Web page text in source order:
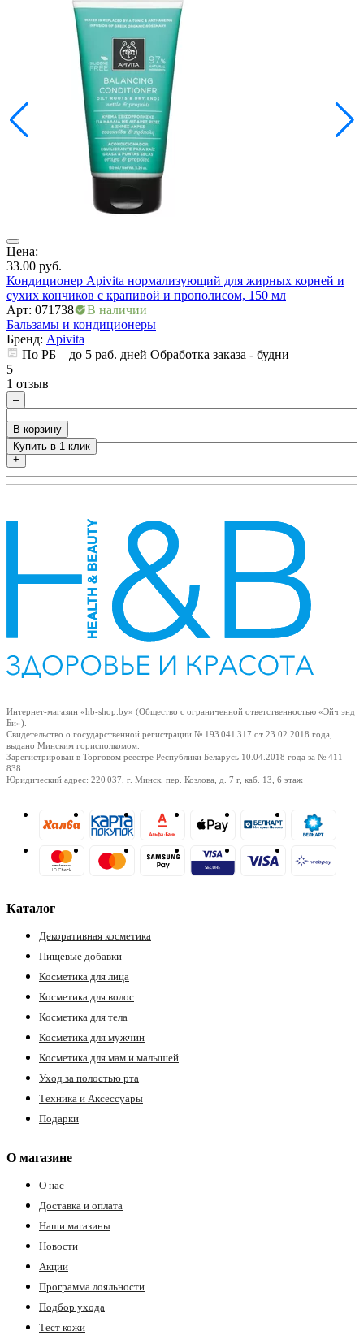
Цена:
33.00 руб.
Кондиционер Apivita нормализующий для жирных корней и
сухих кончиков с крапивой и прополисом, 150 мл
Арт: 071738
В наличии
Бальзамы и кондиционеры
Бренд: Apivita
По РБ – до 5 раб. дней Обработка заказа - будни
5
1 отзыв
–
+
В корзину
Купить в 1 клик
Интернет-магазин «hb-shop.by» (Общество с ограниченной ответственностью «Эйч энд
Би»).
Свидетельство о государственной регистрации № 193 041 317 от 23.02.2018 года,
выдано Минским горисполкомом.
Зарегистрирован в Торговом реестре Республики Беларусь 10.04.2018 года за № 411
838.
Юридический адрес: 220 037, г. Минск, пер. Козлова, д. 7 г, каб. 13, 6 этаж
Каталог
Декоративная косметика
Пищевые добавки
Косметика для лица
Косметика для волос
Косметика для тела
Косметика для мужчин
Косметика для мам и малышей
Уход за полостью рта
Техника и Аксессуары
Подарки
О магазине
О нас
Доставка и оплата
Наши магазины
Новости
Акции
Программа лояльности
Подбор ухода
Тест кожи